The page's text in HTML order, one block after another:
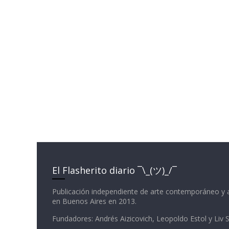
El Flasherito diario ¯\_(ツ)_/¯
Publicación independiente de arte contemporáneo y
en Buenos Aires en 2013.
Fundadores: Andrés Aizicovich, Leopoldo Estol y Liv